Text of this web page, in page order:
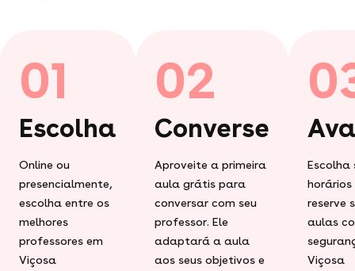
01
Escolha
Online ou
presencialmente,
escolha entre os
melhores
professores em
Viçosa
02
Converse
Aproveite a primeira
aula grátis para
conversar com seu
professor. Ele
adaptará a aula
aos seus objetivos e
Escolha
horários
reserve
aulas
Viçosa